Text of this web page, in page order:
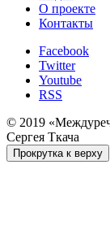
О проекте
Контакты
Facebook
Twitter
Youtube
RSS
© 2019
Сергея Ткача
Прокрутка к верху